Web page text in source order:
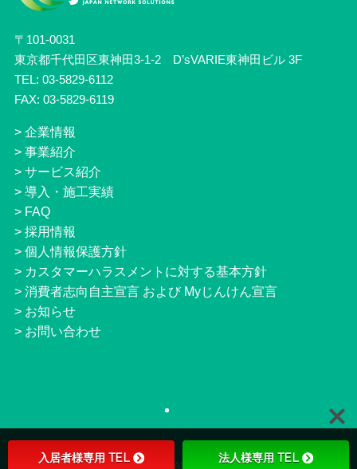
〒101-0031
東京都千代田区東神田3-1-2 D’sVARIE東神田ビル 3F
TEL: 03-5829-6112
FAX: 03-5829-6119
> 企業情報
> 事業紹介
> サービス紹介
> 導入・施工実績
> FAQ
> 採用情報
> 個人情報保護方針
> カスタマーハラスメントに対する基本方針
> 消費者志向自主宣言 および Myじんけん宣言
> お知らせ
> お問い合わせ
© JNETS Co.,ltd. All Right Reserved.
入居者様専用 TEL 法人様専用 TEL